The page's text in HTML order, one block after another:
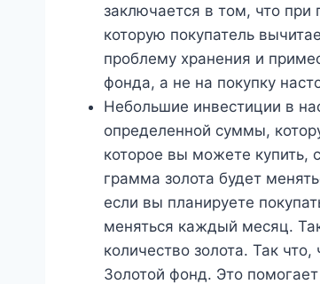
заключается в том, что при
которую покупатель
проблему хранения и
фонда, а не на покупку
Небольшие инвестиции в
определенной суммы,
которое вы можете купить,
грамма золота будет
если вы планируете
меняться каждый месяц.
количество золота. Так
Золотой фонд. Это